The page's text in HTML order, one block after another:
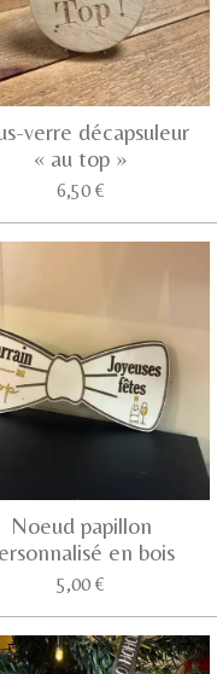
verre décapsuleur
« au top »
6,50 €
Noeud papillon
en bois
5,00 €